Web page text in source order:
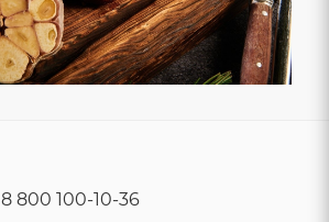
8 800 100-10-36